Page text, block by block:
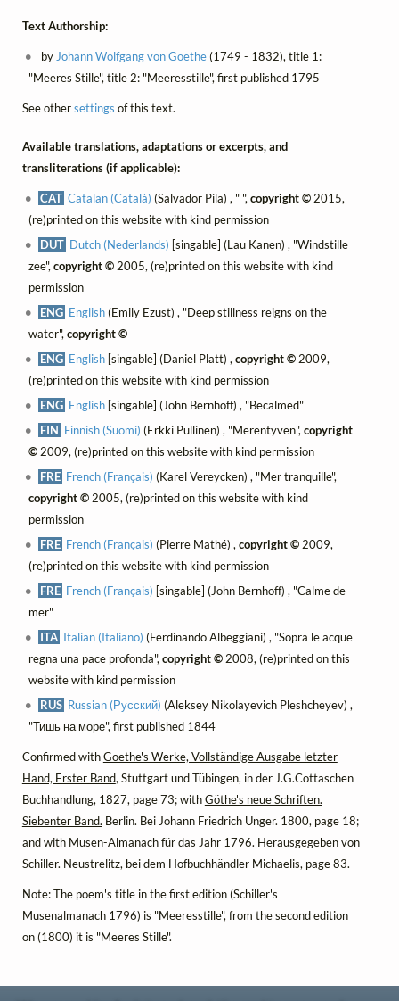
Text Authorship:
byJohann Wolfgang von Goethe(1749 - 1832), title 1:
"Meeres Stille", title 2: "Meeresstille", first published 1795
See othersettings of this text.
Available translations, adaptations or excerpts, and
transliterations (if applicable):
CAT Catalan (Català) (Salvador Pila) , " ",copyright © 2015,
(re)printed on this website with kind permission
DUT Dutch (Nederlands) [singable] (Lau Kanen) , "Windstille
zee", copyright ©2005, (re)printed on this website with kind
permission
ENG English(Emily Ezust) , "Deep stillness reigns on the
water", copyright ©
ENG English [singable] (Daniel Platt) ,copyright © 2009,
(re)printed on this website with kind permission
ENG English [singable] (John Bernhoff) , "Becalmed"
FIN Finnish (Suomi) (Erkki Pullinen) , "Merentyven",copyright
©2009, (re)printed on this website with kind permission
FRE French (Français) (Karel Vereycken) , "Mer tranquille",
copyright ©2005, (re)printed on this website with kind
permission
FRE French (Français) (Pierre Mathé) ,copyright © 2009,
(re)printed on this website with kind permission
FRE French (Français) [singable] (John Bernhoff) , "Calme de
mer"
ITA Italian (Italiano) (Ferdinando Albeggiani) , "Sopra le acque
regna una pace profonda", copyright ©2008, (re)printed on this
website with kind permission
RUS Russian (Русский) (Aleksey Nikolayevich Pleshcheyev) ,
"Тишь на море", first published 1844
Confirmed withGoethe's Werke, Vollständige Ausgabe letzter
Hand, Erster Band, Stuttgart und Tübingen, in der J.G.Cottaschen
Buchhandlung, 1827, page 73; withGöthe's neue Schriften.
Siebenter Band. Berlin. Bei Johann Friedrich Unger. 1800, page 18;
and with Musen-Almanach für das Jahr 1796. Herausgegeben von
Schiller. Neustrelitz, bei dem Hofbuchhändler Michaelis, page 83.
Note: The poem's title in the first edition (Schiller's
Musenalmanach 1796) is "Meeresstille", from the second edition
on (1800) it is "Meeres Stille".